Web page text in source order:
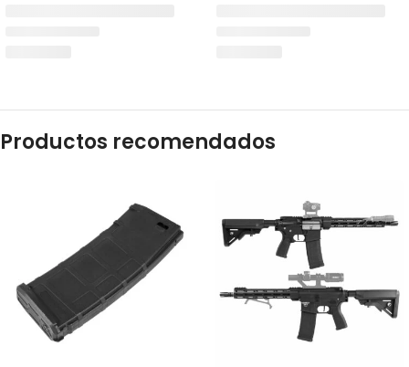
Productos recomendados